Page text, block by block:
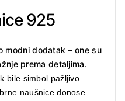
925
modni dodatak – one su
prema detaljima.
bile simbol pažljivo
naušnice donose